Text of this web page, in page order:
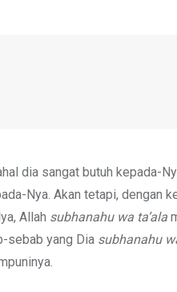
dia sangat butuh kepada-
Nya. Akan tetapi, dengan
Allah subhanahu wa ta’ala
sebab yang Dia subhanahu